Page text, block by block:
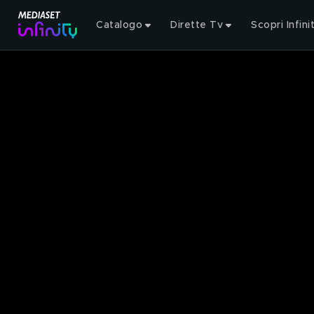
Catalogo Dirette Tv Scopri